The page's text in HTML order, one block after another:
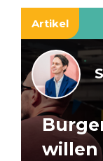
Artikel
willen